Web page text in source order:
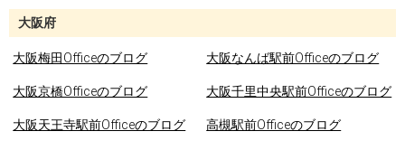
大阪府
大阪梅田Officeのブログ 大阪なんば駅前Officeのブログ
大阪京橋Officeのブログ 大阪千里中央駅前Officeのブログ
大阪天王寺駅前Officeのブログ 高槻駅前Officeのブログ